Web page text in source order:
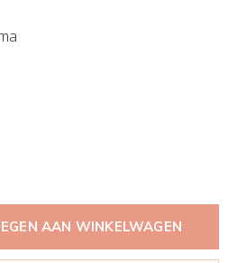
AAN WINKELWAGEN